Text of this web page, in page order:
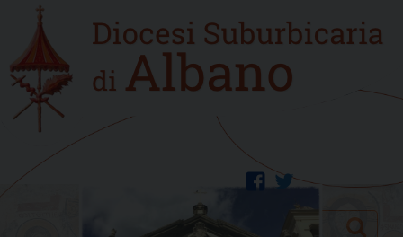
content
Home
new
twitter
facebook
Search